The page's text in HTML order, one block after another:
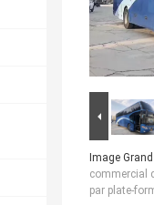
Image Grand
commercial
par plate-